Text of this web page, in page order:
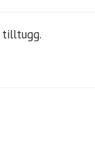
tilltugg.